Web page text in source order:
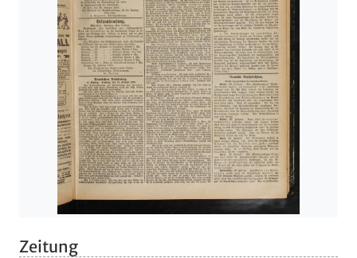
Zeitung